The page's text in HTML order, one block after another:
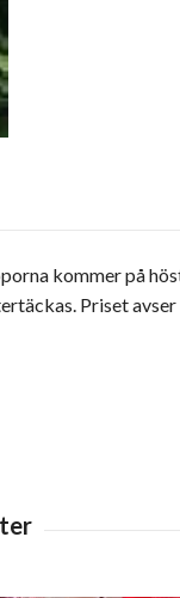
kommer på
Priset